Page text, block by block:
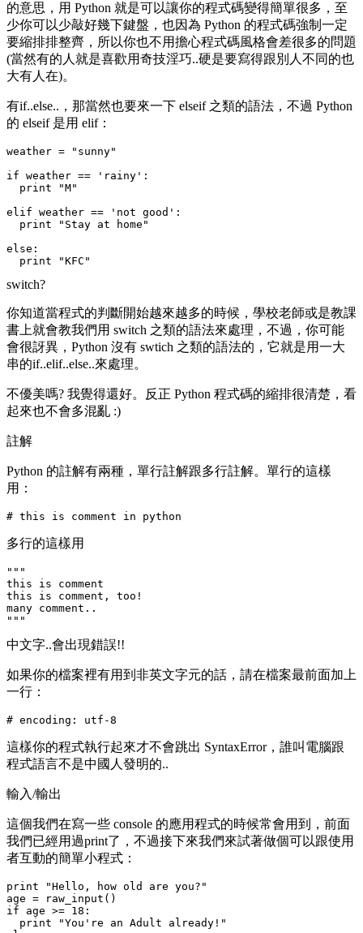
的意思，用 Python 就是可以讓你的程式碼變得簡單很多，至
少你可以少敲好幾下鍵盤，也因為 Python 的程式碼強制一定
要縮排排整齊，所以你也不用擔心程式碼風格會差很多的問題
(當然有的人就是喜歡用奇技淫巧..硬是要寫得跟別人不同的也
大有人在)。
有if..else.. ，那當然也要來一下 elseif之類的語法，不過 Python
的 elseif 是用 elif：
weather = "sunny"
if weather == 'rainy':
  print "M"
elif weather == 'not good':
  print "Stay at home"
else:
switch?
你知道當程式的判斷開始越來越多的時候，學校老師或是教課
書上就會教我們用 switch 之類的語法來處理，不過，你可能
會很訝異，Python 沒有 swtich 之類的語法的，它就是用一大
串的if..elif..else..來處理。
不優美嗎? 我覺得還好。反正 Python 程式碼的縮排很清楚，看
起來也不會多混亂 :)
註解
Python 的註解有兩種，單行註解跟多行註解。單行的這樣
用：
多行的這樣用
"""
this is comment
this is comment, too!
many comment..
中文字..會出現錯誤!!
如果你的檔案裡有用到非英文字元的話，請在檔案最前面加上
一行：
這樣你的程式執行起來才不會跳出 SyntaxError，誰叫電腦跟
程式語言不是中國人發明的..
輸入/輸出
這個我們在寫一些 console 的應用程式的時候常會用到，前面
我們已經用過print了，不過接下來我們來試著做個可以跟使用
者互動的簡單小程式：
print "Hello, how old are you?"
age = raw_input()
if age >= 18:
  print "You're an Adult already!"